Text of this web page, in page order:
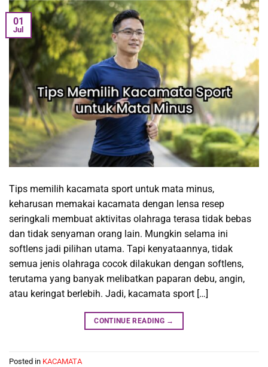
01
Jul
Tips memilih kacamata sport untuk mata minus,
keharusan memakai kacamata dengan lensa resep
seringkali membuat aktivitas olahraga terasa tidak bebas
dan tidak senyaman orang lain. Mungkin selama ini
softlens jadi pilihan utama. Tapi kenyataannya, tidak
semua jenis olahraga cocok dilakukan dengan softlens,
terutama yang banyak melibatkan paparan debu, angin,
atau keringat berlebih. Jadi, kacamata sport […]
CONTINUE READING →
Posted in KACAMATA